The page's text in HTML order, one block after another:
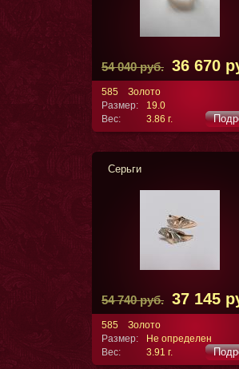
54 040 руб. 36 670
585
Золото
Размер:
19.0
Вес:
3.86 г.
Серьги
54 740 руб. 37 145
585
Золото
Размер:
Не определен
Вес:
3.91 г.